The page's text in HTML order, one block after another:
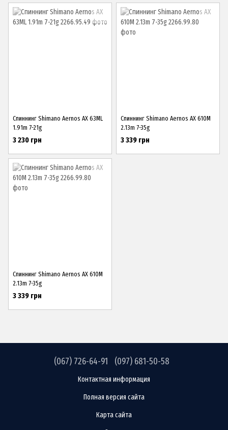
Спиннинг Shimano Aernos AX 63ML
1.91m 7-21g
3 230 грн
Спиннинг Shimano Aernos AX 610M
2.13m 7-35g
3 339 грн
Спиннинг Shimano Aernos AX 610M
2.13m 7-35g
3 339 грн
(067) 726-64-91 (097) 681-50-58
Контактная информация
Полная версия сайта
Карта сайта